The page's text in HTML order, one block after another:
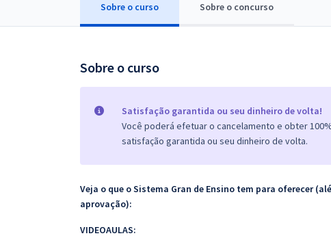
Sobre o curso Sobre o concurso
Sobre o curso
Satisfação garantida ou seu dinheiro de volta!
Você poderá efetuar o cancelamento e obter
satisfação garantida ou seu dinheiro de volta.
Veja o que o Sistema Gran de Ensino tem para oferecer
aprovação):
VIDEOAULAS: